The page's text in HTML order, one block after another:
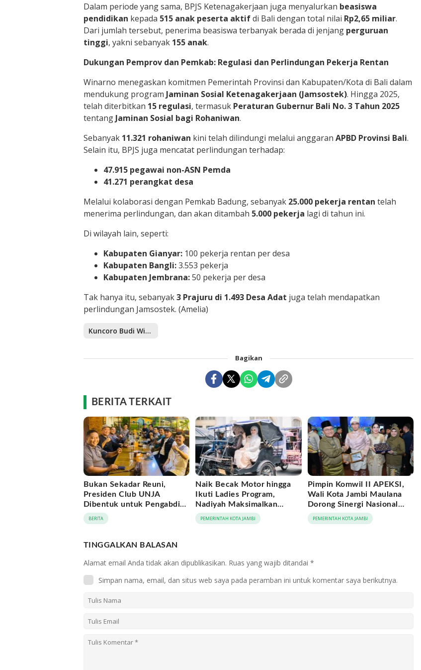
Dalam periode yang sama, BPJS Ketenagakerjaan juga menyalurkan beasiswa
pendidikan kepada 515 anak peserta aktifdi Bali dengan total nilai Rp2,65 miliar.
Dari jumlah tersebut, penerima beasiswa terbanyak berada di jenjang perguruan
tinggi, yakni sebanyak 155 anak.
Dukungan Pemprov dan Pemkab: Regulasi dan Perlindungan Pekerja Rentan
Winarno menegaskan komitmen Pemerintah Provinsi dan Kabupaten/Kota di Bali dalam
mendukung program Jaminan Sosial Ketenagakerjaan (Jamsostek). Hingga 2025,
telah diterbitkan 15 regulasi, termasuk Peraturan Gubernur Bali No. 3 Tahun 2025
tentang Jaminan Sosial bagi Rohaniwan.
Sebanyak 11.321 rohaniwan kini telah dilindungi melalui anggaran APBD Provinsi Bali.
Selain itu, BPJS juga mencatat perlindungan terhadap:
47.915 pegawai non-ASN Pemda
41.271 perangkat desa
Melalui kolaborasi dengan Pemkab Badung, sebanyak 25.000 pekerja rentan telah
menerima perlindungan, dan akan ditambah 5.000 pekerja lagi di tahun ini.
Di wilayah lain, seperti:
Kabupaten Gianyar: 100 pekerja rentan per desa
Kabupaten Bangli:3.553 pekerja
Kabupaten Jembrana:50 pekerja per desa
Tak hanya itu, sebanyak3 Prajuru di 1.493 Desa Adat juga telah mendapatkan
perlindungan Jamsostek. (Amelia)
Kuncoro Budi Winarno
Bagikan
BERITA TERKAIT
Bukan Sekadar Reuni,
Presiden Club UNJA
Dibentuk untuk Pengabdian
Lintas Generasi
BERITA
Naik Becak Motor hingga
Ikuti Ladies Program,
Nadiyah Maksimalkan
Momentum Rakernas
APEKSI di Medan
PEMERINTAH KOTA JAMBI
Pimpin Komwil II APEKSI,
Wali Kota Jambi Maulana
Dorong Sinergi Nasional
Antar-Kota
PEMERINTAH KOTA JAMBI
TINGGALKAN BALASAN
Alamat email Anda tidak akan dipublikasikan. Ruas yang wajib ditandai *
Simpan nama, email, dan situs web saya pada peramban ini untuk komentar saya berikutnya.